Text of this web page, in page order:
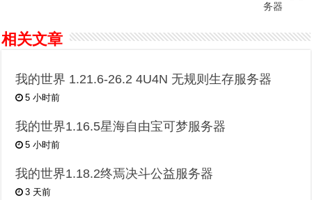
务器
相关文章
我的世界 1.21.6-26.2 4U4N 无规则生存服务器
5 小时前
我的世界1.16.5星海自由宝可梦服务器
5 小时前
我的世界1.18.2终焉决斗公益服务器
3 天前